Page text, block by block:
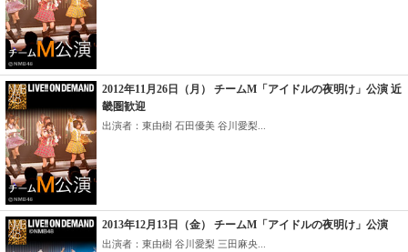
2012年11月26日（月） チームM「アイドルの夜明け」公演 近
畿圏歓迎
出演者：東由樹 石田優美 谷川愛梨...
2013年12月13日（金） チームM「アイドルの夜明け」公演
出演者：東由樹 谷川愛梨 三田麻央...